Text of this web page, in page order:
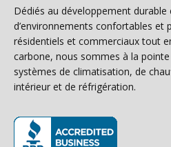
Dédiés au développement durable
d’environnements confortables et
résidentiels et commerciaux tout
carbone, nous sommes à la pointe
systèmes de climatisation, de
intérieur et de réfrigération.